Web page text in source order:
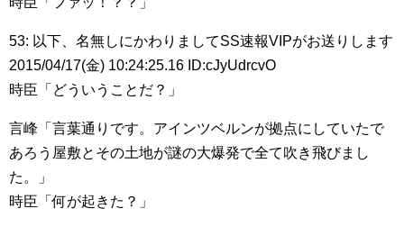
53: 以下、名無しにかわりましてSS速報VIPがお送りします
2015/04/17(金) 10:24:25.16 ID:cJyUdrcvO
時臣「どういうことだ？」
言峰「言葉通りです。アインツベルンが拠点にしていたで
あろう屋敷とその土地が謎の大爆発で全て吹き飛びまし
た。」
時臣「何が起きた？」